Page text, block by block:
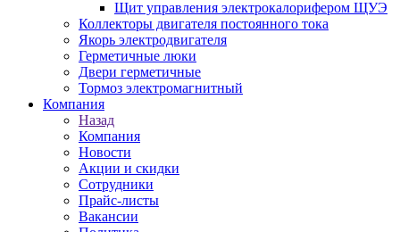
Щит управления электрокалорифером ЩУЭ
Коллекторы двигателя постоянного тока
Якорь электродвигателя
Герметичные люки
Двери герметичные
Тормоз электромагнитный
Компания
Назад
Компания
Новости
Акции и скидки
Сотрудники
Прайс-листы
Вакансии